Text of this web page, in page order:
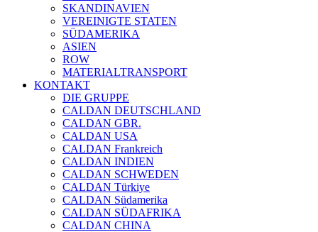
SKANDINAVIEN
VEREINIGTE STATEN
SÜDAMERIKA
ASIEN
ROW
MATERIALTRANSPORT
KONTAKT
DIE GRUPPE
CALDAN DEUTSCHLAND
CALDAN GBR.
CALDAN USA
CALDAN Frankreich
CALDAN INDIEN
CALDAN SCHWEDEN
CALDAN Türkiye
CALDAN Südamerika
CALDAN SÜDAFRIKA
CALDAN CHINA